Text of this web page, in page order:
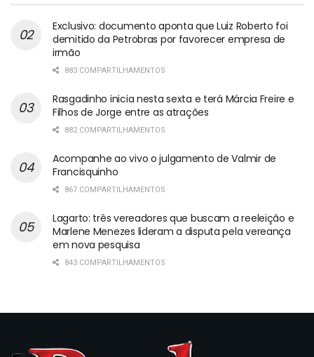
Exclusivo: documento aponta que Luiz Roberto foi
demitido da Petrobras por favorecer empresa de
irmão
883 COMPARTILHAMENTOS
Rasgadinho inicia nesta sexta e terá Márcia Freire e
Filhos de Jorge entre as atrações
882 COMPARTILHAMENTOS
Acompanhe ao vivo o julgamento de Valmir de
Francisquinho
867 COMPARTILHAMENTOS
Lagarto: três vereadores que buscam a reeleição e
Marlene Menezes lideram a disputa pela vereança
em nova pesquisa
843 COMPARTILHAMENTOS